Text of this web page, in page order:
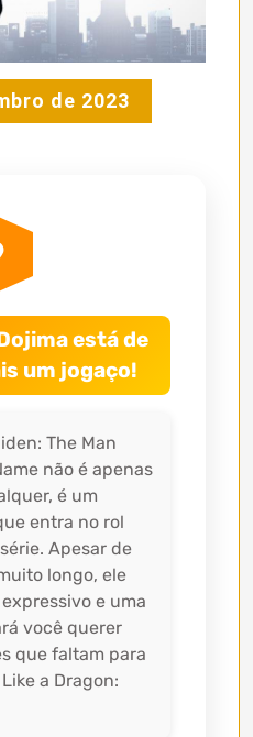
de 2023
está de
um jogaço!
The Man
não é apenas
é um
entra no rol
Apesar de
longo, ele
e uma
você querer
que faltam para
a Dragon: